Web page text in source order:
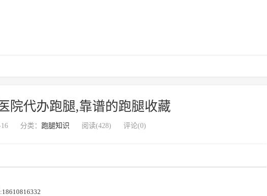
院代办跑腿,靠谱的跑腿收藏
分类： 跑腿知识 阅读(428) 评论(0)